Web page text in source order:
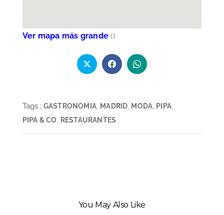
Ver mapa más grande ()
Tags : GASTRONOMIA, MADRID, MODA, PIPA,
PIPA & CO, RESTAURANTES
You May Also Like